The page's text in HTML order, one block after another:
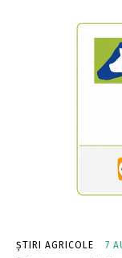
ȘTIRI AGRICOLE 7